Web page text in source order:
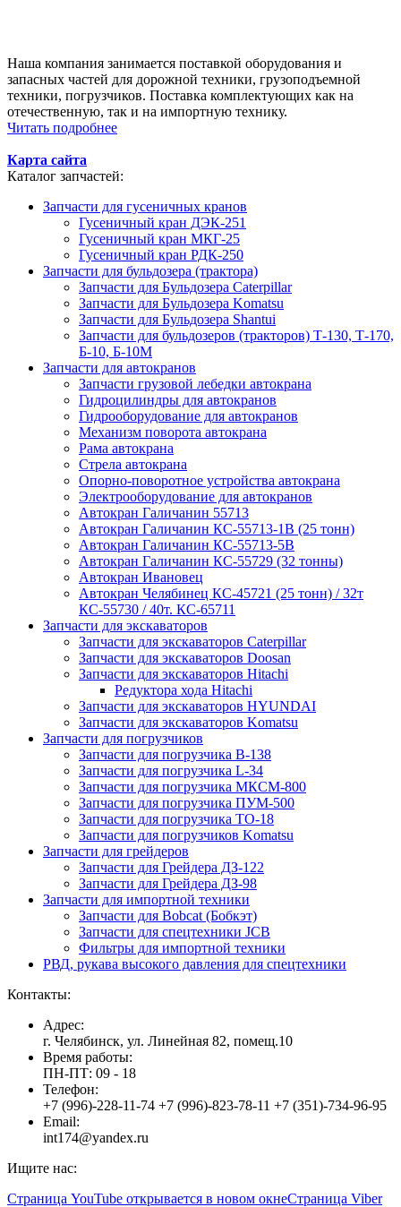
Наша компания занимается поставкой оборудования и
запасных частей для дорожной техники, грузоподъемной
техники, погрузчиков. Поставка комплектующих как на
отечественную, так и на импортную технику.
Читать подробнее
Карта сайта
Каталог запчастей:
Запчасти для гусеничных кранов
Гусеничный кран ДЭК-251
Гусеничный кран МКГ-25
Гусеничный кран РДК-250
Запчасти для бульдозера (трактора)
Запчасти для Бульдозера Caterpillar
Запчасти для Бульдозера Komatsu
Запчасти для Бульдозера Shantui
Запчасти для бульдозеров (тракторов) Т-130, Т-170,
Б-10, Б-10М
Запчасти для автокранов
Запчасти грузовой лебедки автокрана
Гидроцилиндры для автокранов
Гидрооборудование для автокранов
Механизм поворота автокрана
Рама автокрана
Стрела автокрана
Опорно-поворотное устройства автокрана
Электрооборудование для автокранов
Автокран Галичанин 55713
Автокран Галичанин КС-55713-1В (25 тонн)
Автокран Галичанин КС-55713-5В
Автокран Галичанин КС-55729 (32 тонны)
Автокран Ивановец
Автокран Челябинец КС-45721 (25 тонн) / 32т
КС-55730 / 40т. КС-65711
Запчасти для экскаваторов
Запчасти для экскаваторов Caterpillar
Запчасти для экскаваторов Doosan
Запчасти для экскаваторов Hitachi
Редуктора хода Hitachi
Запчасти для экскаваторов HYUNDAI
Запчасти для экскаваторов Komatsu
Запчасти для погрузчиков
Запчасти для погрузчика B-138
Запчасти для погрузчика L-34
Запчасти для погрузчика МКСМ-800
Запчасти для погрузчика ПУМ-500
Запчасти для погрузчика ТО-18
Запчасти для погрузчиков Komatsu
Запчасти для грейдеров
Запчасти для Грейдера ДЗ-122
Запчасти для Грейдера ДЗ-98
Запчасти для импортной техники
Запчасти для Bobcat (Бобкэт)
Запчасти для спецтехники JCB
Фильтры для импортной техники
РВД, рукава высокого давления для спецтехники
Контакты:
Адрес:
г. Челябинск, ул. Линейная 82, помещ.10
Время работы:
ПН-ПТ: 09 - 18
Телефон:
+7 (996)-228-11-74 +7 (996)-823-78-11 +7 (351)-734-96-95
Email:
int174@yandex.ru
Ищите нас:
Страница YouTube открывается в новом окнеСтраница Viber